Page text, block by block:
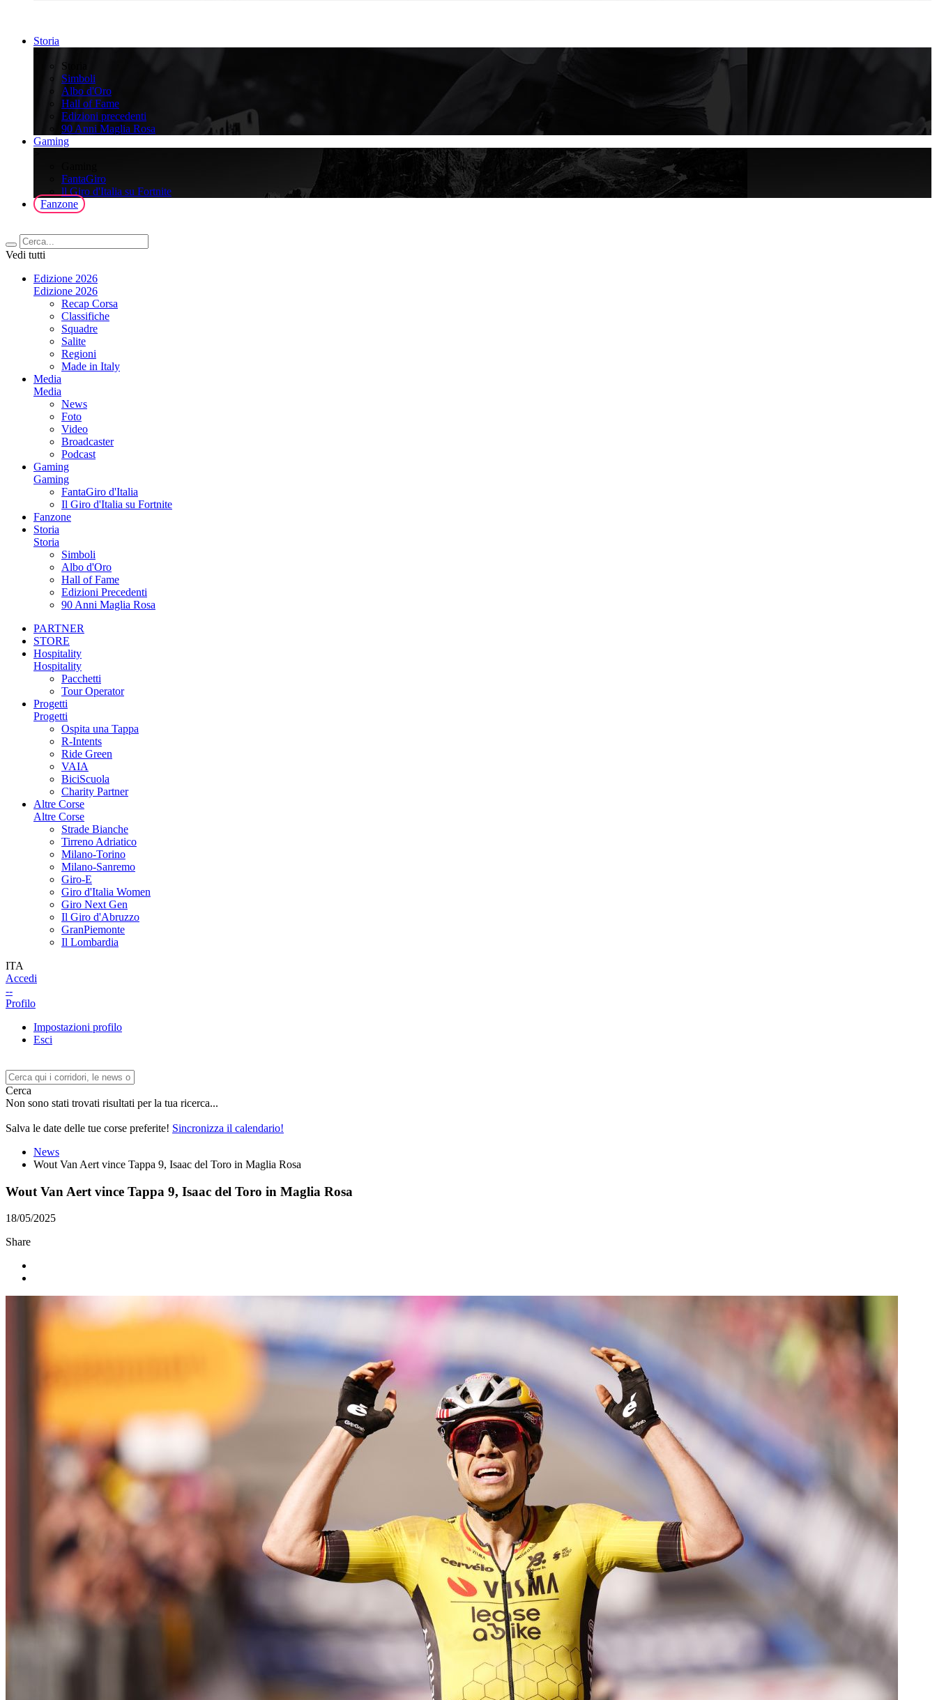
Storia
Storia
Simboli
Albo d'Oro
Hall of Fame
Edizioni precedenti
90 Anni Maglia Rosa
Gaming
FantaGiro
ll Giro d'Italia su Fortnite
Fanzone
Vedi tutti
Edizione 2026
Edizione 2026
Recap Corsa
Classifiche
Squadre
Salite
Regioni
Made in Italy
Media
Media
News
Foto
Video
Broadcaster
Podcast
Gaming
Gaming
FantaGiro d'Italia
Il Giro d'Italia su Fortnite
Fanzone
Storia
Storia
Simboli
Albo d'Oro
Hall of Fame
Edizioni Precedenti
90 Anni Maglia Rosa
PARTNER
STORE
Hospitality
Hospitality
Pacchetti
Tour Operator
Progetti
Progetti
Ospita una Tappa
R-Intents
Ride Green
VAIA
BiciScuola
Charity Partner
Altre Corse
Altre Corse
Strade Bianche
Tirreno Adriatico
Milano-Torino
Milano-Sanremo
Giro-E
Giro d'Italia Women
Giro Next Gen
Il Giro d'Abruzzo
GranPiemonte
Il Lombardia
ITA
Accedi
--
Profilo
Impostazioni profilo
Esci
Cerca
Non sono stati trovati risultati per la tua ricerca...
Salva le date delle tue corse preferite! Sincronizza il calendario!
News
Wout Van Aert vince Tappa 9, Isaac del Toro in Maglia Rosa
Wout Van Aert vince Tappa 9, Isaac del Toro in Maglia Rosa
18/05/2025
Share